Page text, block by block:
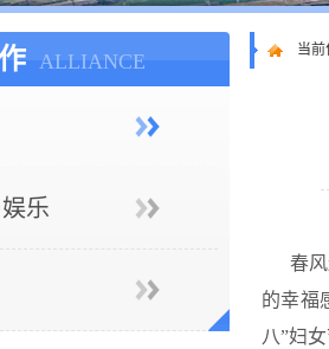
ALLIANCE
乐
当前
春
的幸福
八”妇